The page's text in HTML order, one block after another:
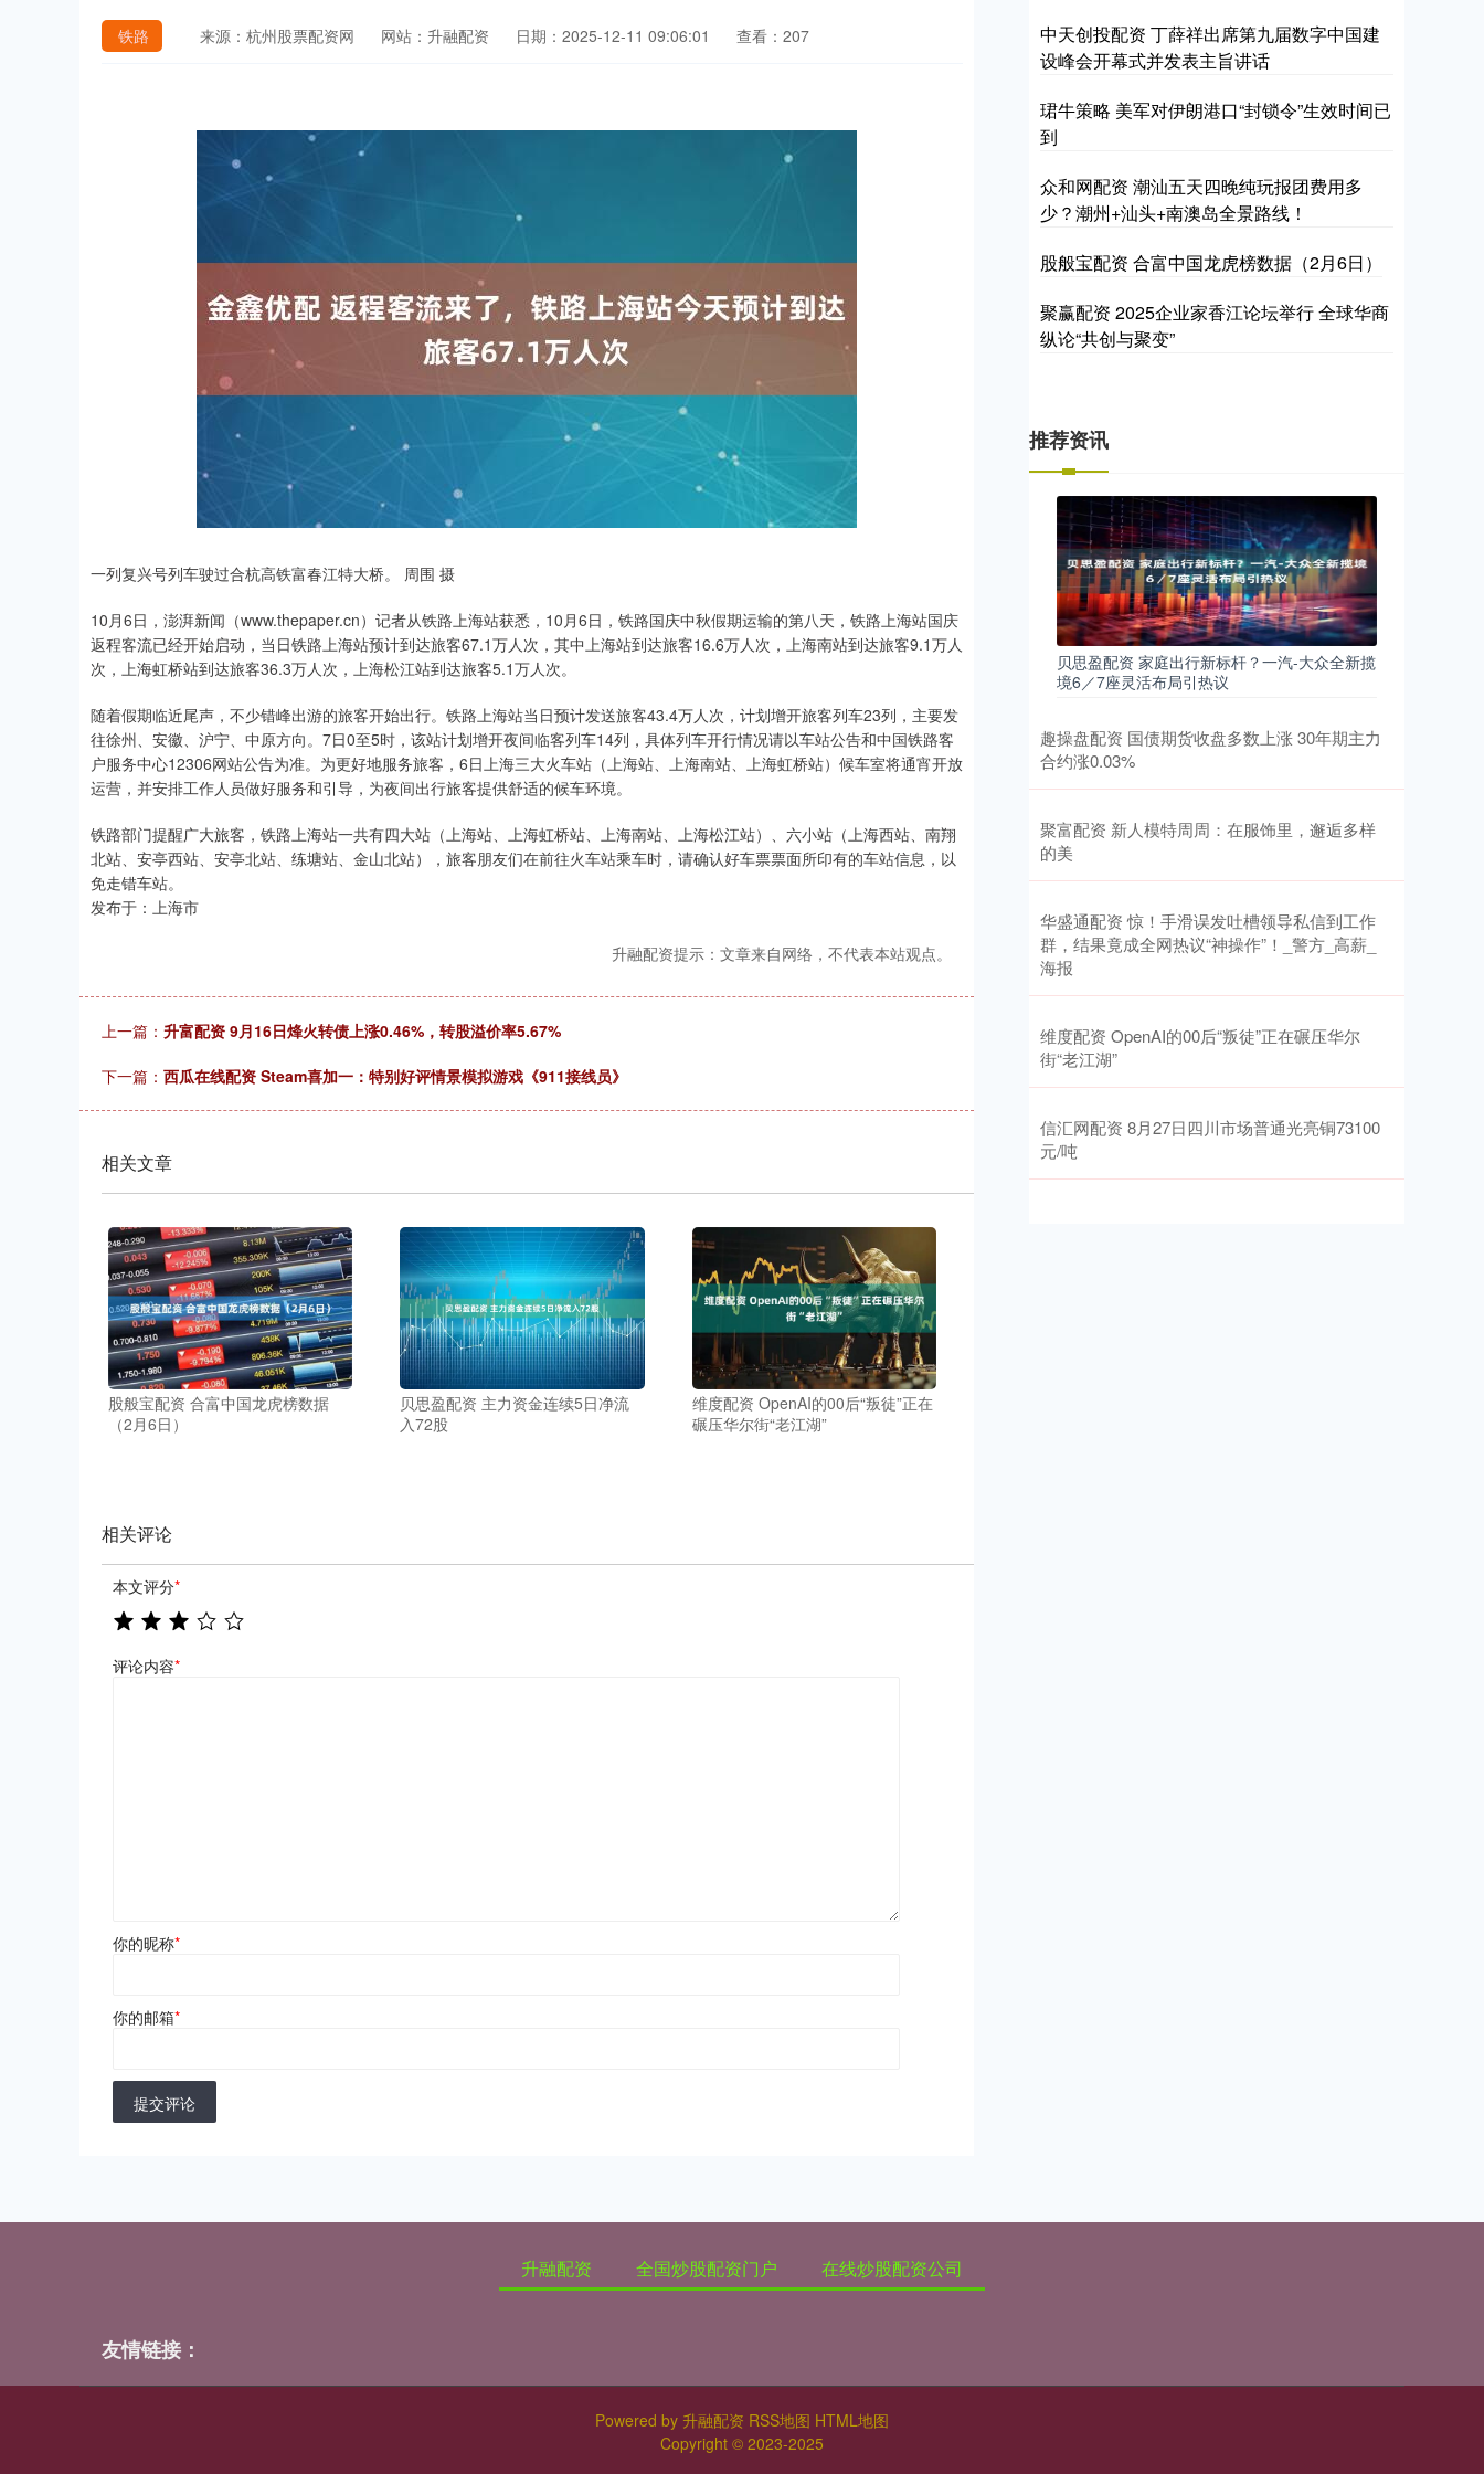
铁路 来源：杭州股票配资网 网站：升融配资 日期：2025-12-11 09:06:01 查看：207
一列复兴号列车驶过合杭高铁富春江特大桥。 周围 摄
10月6日，澎湃新闻（www.thepaper.cn）记者从铁路上海站获悉，10月6日，铁路国庆中秋假期运输的第八天，铁路上海站国庆
返程客流已经开始启动，当日铁路上海站预计到达旅客67.1万人次，其中上海站到达旅客16.6万人次，上海南站到达旅客9.1万人
次，上海虹桥站到达旅客36.3万人次，上海松江站到达旅客5.1万人次。
随着假期临近尾声，不少错峰出游的旅客开始出行。铁路上海站当日预计发送旅客43.4万人次，计划增开旅客列车23列，主要发
往徐州、安徽、沪宁、中原方向。7日0至5时，该站计划增开夜间临客列车14列，具体列车开行情况请以车站公告和中国铁路客
户服务中心12306网站公告为准。为更好地服务旅客，6日上海三大火车站（上海站、上海南站、上海虹桥站）候车室将通宵开放
运营，并安排工作人员做好服务和引导，为夜间出行旅客提供舒适的候车环境。
铁路部门提醒广大旅客，铁路上海站一共有四大站（上海站、上海虹桥站、上海南站、上海松江站）、六小站（上海西站、南翔
北站、安亭西站、安亭北站、练塘站、金山北站），旅客朋友们在前往火车站乘车时，请确认好车票票面所印有的车站信息，以
免走错车站。
发布于：上海市
升融配资提示：文章来自网络，不代表本站观点。
上一篇： 升富配资 9月16日烽火转债上涨0.46%，转股溢价率5.67%
下一篇： 西瓜在线配资 Steam喜加一：特别好评情景模拟游戏《911接线员》
相关文章
股般宝配资 合富中国龙虎榜数据
（2月6日）
贝思盈配资 主力资金连续5日净流
入72股
维度配资 OpenAI的00后“叛徒”正在
碾压华尔街“老江湖”
相关评论
本文评分*
评论内容*
你的昵称*
你的邮箱*
提交评论
中天创投配资 丁薛祥出席第九届数字中国建
设峰会开幕式并发表主旨讲话
珺牛策略 美军对伊朗港口“封锁令”生效时间已
到
众和网配资 潮汕五天四晚纯玩报团费用多
少？潮州+汕头+南澳岛全景路线！
股般宝配资 合富中国龙虎榜数据（2月6日）
聚赢配资 2025企业家香江论坛举行 全球华商
纵论“共创与聚变”
推荐资讯
贝思盈配资 家庭出行新标杆？一汽-大众全新揽
境6／7座灵活布局引热议
趣操盘配资 国债期货收盘多数上涨 30年期主力
合约涨0.03%
聚富配资 新人模特周周：在服饰里，邂逅多样
的美
华盛通配资 惊！手滑误发吐槽领导私信到工作
群，结果竟成全网热议“神操作”！_警方_高薪_
海报
维度配资 OpenAI的00后“叛徒”正在碾压华尔
街“老江湖”
信汇网配资 8月27日四川市场普通光亮铜73100
元/吨
升融配资 全国炒股配资门户 在线炒股配资公司
友情链接：
Powered by 升融配资 RSS地图 HTML地图
Copyright © 2023-2025